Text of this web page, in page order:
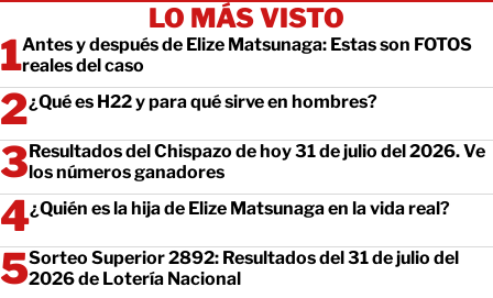
LO MÁS VISTO
Antes y después de Elize Matsunaga: Estas son FOTOS
reales del caso
¿Qué es H22 y para qué sirve en hombres?
Resultados del Chispazo de hoy 31 de julio del 2026. Ve
los números ganadores
¿Quién es la hija de Elize Matsunaga en la vida real?
Sorteo Superior 2892: Resultados del 31 de julio del
2026 de Lotería Nacional